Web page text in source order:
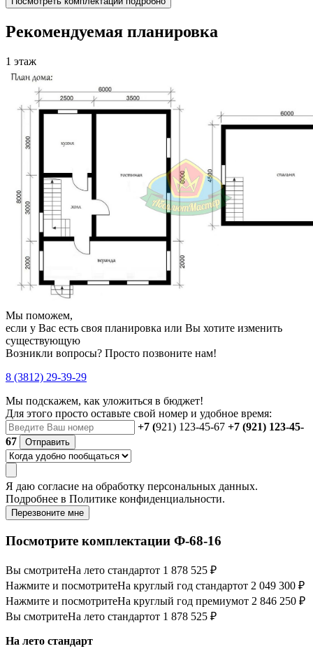
Рекомендуемая планировка
1 этаж
Мы поможем,
если у Вас есть своя планировка или Вы хотите изменить
существующую
Возникли вопросы? Просто позвоните нам!
8 (3812) 29-39-29
Мы подскажем, как уложиться в бюджет!
Для этого просто оставьте свой номер и удобное время:
+7 (921) 123-45-67 +7 (921) 123-45-
67
Отправить
Я даю согласие на обработку персональных данных.
Подробнее в Политике конфиденциальности.
Перезвоните мне
Посмотрите комплектации Ф-68-16
Вы смотритеНа лето стандартот 1 878 525 ₽
Нажмите и посмотритеНа круглый год стандартот 2 049 300 ₽
Нажмите и посмотритеНа круглый год премиумот 2 846 250 ₽
Вы смотритеНа лето стандартот 1 878 525 ₽
На лето стандарт